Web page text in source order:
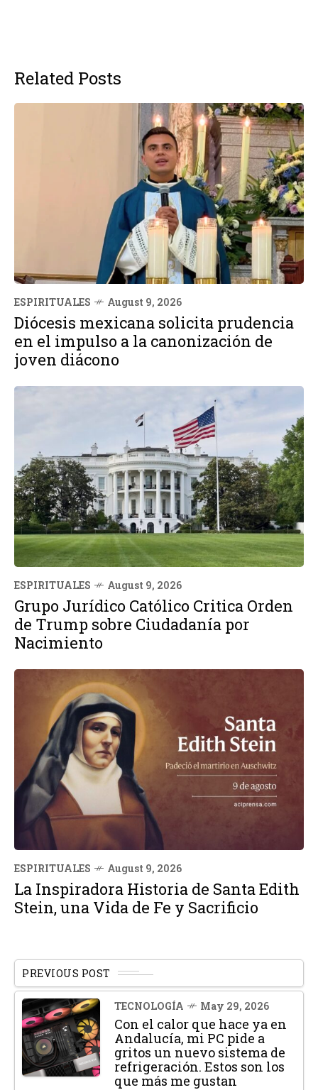
Related Posts
ESPIRITUALES August 9, 2026
Diócesis mexicana solicita prudencia
en el impulso a la canonización de
joven diácono
ESPIRITUALES August 9, 2026
Grupo Jurídico Católico Critica Orden
de Trump sobre Ciudadanía por
Nacimiento
ESPIRITUALES August 9, 2026
La Inspiradora Historia de Santa Edith
Stein, una Vida de Fe y Sacrificio
PREVIOUS POST
TECNOLOGÍA May 29, 2026
Con el calor que hace ya en
Andalucía, mi PC pide a
gritos un nuevo sistema de
refrigeración. Estos son los
que más me gustan